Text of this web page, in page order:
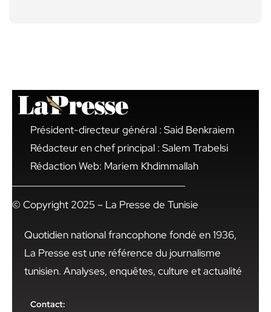
Président-directeur général : Said Benkraiem
Rédacteur en chef principal : Salem Trabelsi
Rédaction Web: Mariem Khdimmallah
© Copyright 2025 – La Presse de Tunisie
Quotidien national francophone fondé en 1936,
La Presse est une référence du journalisme
tunisien. Analyses, enquêtes, culture et actualité
Contact: